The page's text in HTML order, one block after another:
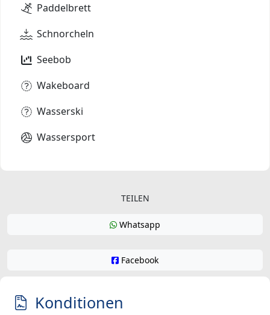
Paddelbrett
Schnorcheln
Seebob
Wakeboard
Wasserski
Wassersport
TEILEN
Whatsapp
Facebook
Konditionen